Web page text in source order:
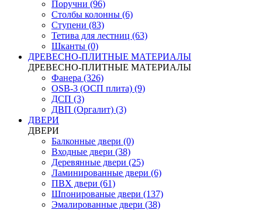
Поручни (96)
Столбы колонны (6)
Ступени (83)
Тетива для лестниц (63)
Шканты (0)
ДРЕВЕСНО-ПЛИТНЫЕ МАТЕРИАЛЫ
ДРЕВЕСНО-ПЛИТНЫЕ МАТЕРИАЛЫ
Фанера (326)
OSB-3 (ОСП плита) (9)
ДСП (3)
ДВП (Оргалит) (3)
ДВЕРИ
ДВЕРИ
Балконные двери (0)
Входные двери (38)
Деревянные двери (25)
Ламинированные двери (6)
ПВХ двери (61)
Шпонированые двери (137)
Эмалированные двери (38)